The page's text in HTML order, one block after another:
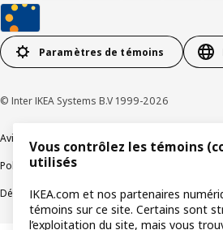
Paramètres de témoins
© Inter IKEA Systems B.V 1999-2026
Avis de confidentialité
Politique de divulgation responsable
Déclaration sur le travail forcé et les enfants
Vous contrôlez les témoins
utilisés
IKEA.com et nos partenaires
témoins sur ce site. Certains sont
l’exploitation du site, mais vous